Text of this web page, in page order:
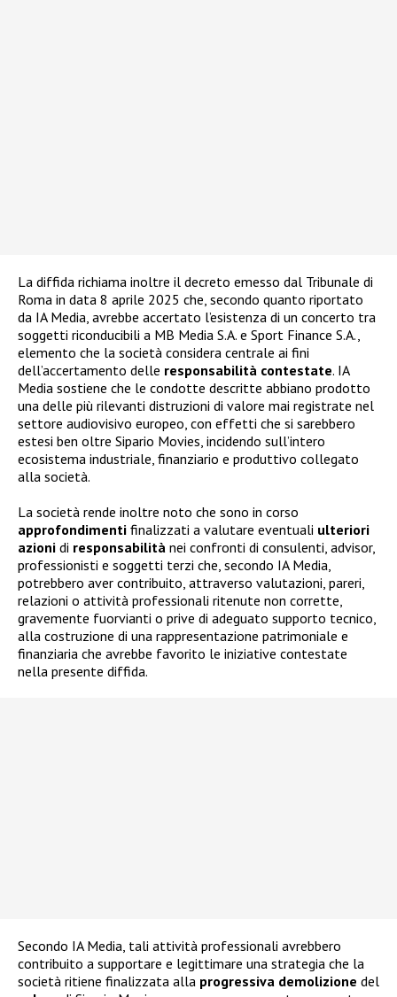
La diffida richiama inoltre il decreto emesso dal Tribunale di
Roma in data 8 aprile 2025 che, secondo quanto riportato
da IA Media, avrebbe accertato l’esistenza di un concerto tra
soggetti riconducibili a MB Media S.A. e Sport Finance S.A.,
elemento che la società considera centrale ai fini
dell’accertamento delle responsabilità contestate. IA
Media sostiene che le condotte descritte abbiano prodotto
una delle più rilevanti distruzioni di valore mai registrate nel
settore audiovisivo europeo, con effetti che si sarebbero
estesi ben oltre Sipario Movies, incidendo sull’intero
ecosistema industriale, finanziario e produttivo collegato
alla società.
La società rende inoltre noto che sono in corso
approfondimenti finalizzati a valutare eventuali ulteriori
azioni di responsabilità nei confronti di consulenti, advisor,
professionisti e soggetti terzi che, secondo IA Media,
potrebbero aver contribuito, attraverso valutazioni, pareri,
relazioni o attività professionali ritenute non corrette,
gravemente fuorvianti o prive di adeguato supporto tecnico,
alla costruzione di una rappresentazione patrimoniale e
finanziaria che avrebbe favorito le iniziative contestate
nella presente diffida.
Secondo IA Media, tali attività professionali avrebbero
contribuito a supportare e legittimare una strategia che la
società ritiene finalizzata alla progressiva demolizione del